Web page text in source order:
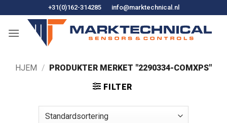
til
innhold
+31(0)162-314285 info@marktechnical.nl
HJEM / PRODUKTER MERKET "2290334-COMXPS"
FILTER